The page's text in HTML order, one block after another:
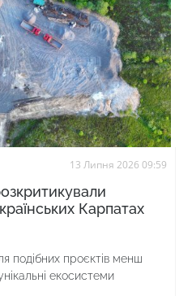
13 Липня 2026 09:59
Карпатах
подібних проєктів менш
екосистеми